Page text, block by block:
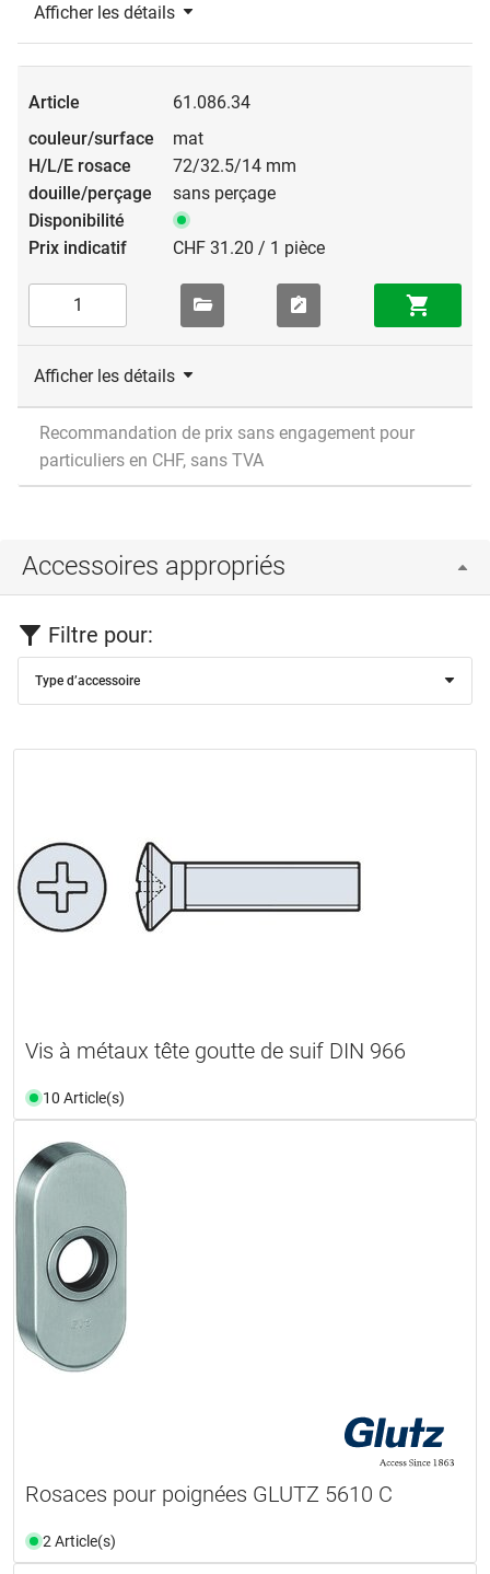
Afficher les détails
61.086.34
mat
72/32.5/14 mm
sans perçage
CHF 31.20 / 1 pièce
Afficher les détails
Recommandation de prix sans engagement pour
particuliers en CHF, sans TVA
Accessoires appropriés
Filtre pour:
Type d’accessoire
Vis à métaux tête goutte de suif DIN 966
10 Article(s)
Rosaces pour poignées GLUTZ 5610 C
2 Article(s)